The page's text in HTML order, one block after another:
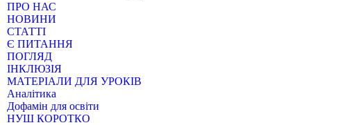
ПРО НАС
НОВИНИ
СТАТТІ
Є ПИТАННЯ
ПОГЛЯД
ІНКЛЮЗІЯ
МАТЕРІАЛИ ДЛЯ УРОКІВ
Аналітика
Дофамін для освіти
НУШ КОРОТКО